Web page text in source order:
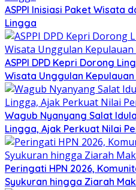
ASPPI Inisiasi Paket Wisata
Lingga
ASPPI DPD Kepri Dorong
Wisata Unggulan Kepulauan
Wagub Nyanyang Salat
Lingga, Ajak Perkuat Nilai
Peringati HPN 2026,
Syukuran hingga Ziarah